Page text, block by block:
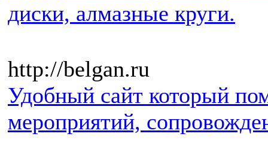
диски, алмазные круги.
http://belgan.ru
Удобный сайт который
мероприятий,